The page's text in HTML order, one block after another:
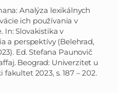
Analýza lexikálnych
ich používania v
In: Slovakistika v
a perspektívy (Belehrad,
Ed. Stefana Paunovič
Beograd: Univerzitet u
fakultet 2023, s. 187 – 202.